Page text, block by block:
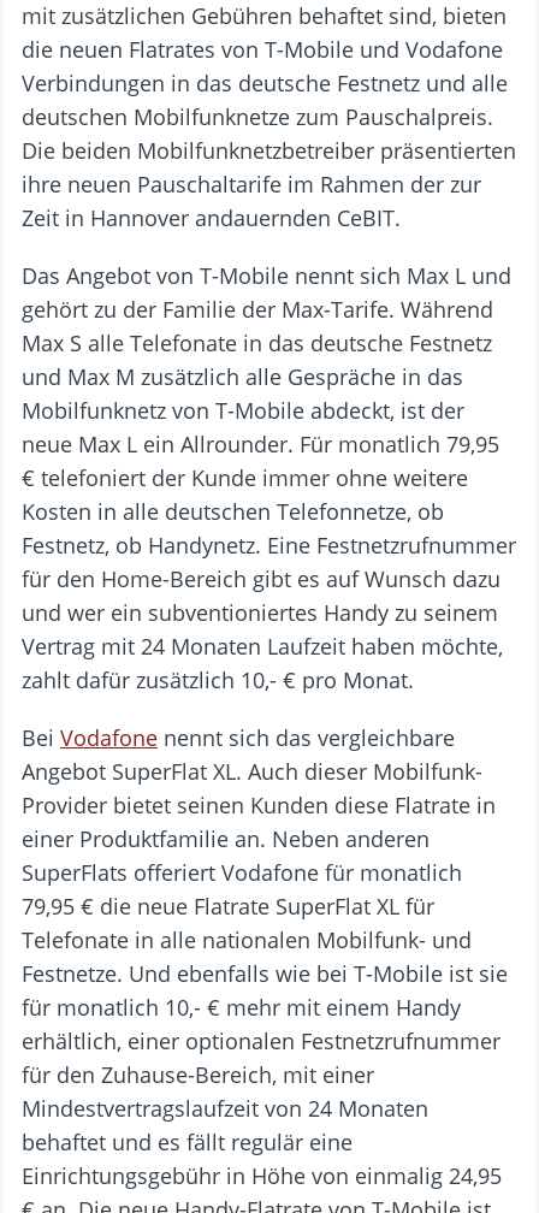
mit zusätzlichen Gebühren behaftet sind, bieten
die neuen Flatrates von T-Mobile und Vodafone
Verbindungen in das deutsche Festnetz und alle
deutschen Mobilfunknetze zum Pauschalpreis.
Die beiden Mobilfunknetzbetreiber präsentierten
ihre neuen Pauschaltarife im Rahmen der zur
Zeit in Hannover andauernden CeBIT.
Das Angebot von T-Mobile nennt sich Max L und
gehört zu der Familie der Max-Tarife. Während
Max S alle Telefonate in das deutsche Festnetz
und Max M zusätzlich alle Gespräche in das
Mobilfunknetz von T-Mobile abdeckt, ist der
neue Max L ein Allrounder. Für monatlich 79,95
€ telefoniert der Kunde immer ohne weitere
Kosten in alle deutschen Telefonnetze, ob
Festnetz, ob Handynetz. Eine Festnetzrufnummer
für den Home-Bereich gibt es auf Wunsch dazu
und wer ein subventioniertes Handy zu seinem
Vertrag mit 24 Monaten Laufzeit haben möchte,
zahlt dafür zusätzlich 10,- € pro Monat.
Bei Vodafone nennt sich das vergleichbare
Angebot SuperFlat XL. Auch dieser Mobilfunk-
Provider bietet seinen Kunden diese Flatrate in
einer Produktfamilie an. Neben anderen
SuperFlats offeriert Vodafone für monatlich
79,95 € die neue Flatrate SuperFlat XL für
Telefonate in alle nationalen Mobilfunk- und
Festnetze. Und ebenfalls wie bei T-Mobile ist sie
für monatlich 10,- € mehr mit einem Handy
erhältlich, einer optionalen Festnetzrufnummer
für den Zuhause-Bereich, mit einer
Mindestvertragslaufzeit von 24 Monaten
behaftet und es fällt regulär eine
Einrichtungsgebühr in Höhe von einmalig 24,95